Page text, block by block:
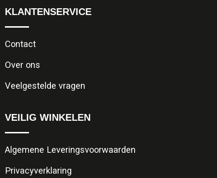
KLANTENSERVICE
Contact
Over ons
Veelgestelde vragen
VEILIG WINKELEN
Algemene Leveringsvoorwaarden
Privacyverklaring